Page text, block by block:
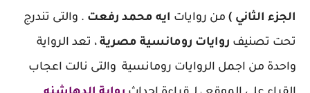
الجزء الثاني ) من روايات ايه محمد رفعت . والتى تندرج
تحت تصنيف روايات رومانسية مصرية ، تعد الرواية
واحدة من اجمل الروايات رومانسية والتى نالت اعجاب